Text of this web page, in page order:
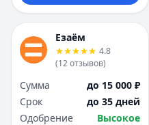
Езаём
4.8
(12отзывов)
Сумма
до 15 000 ₽
Срок
до 35 дней
Одобрение
Высокое